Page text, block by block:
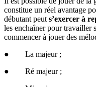
constitue un réel avantage
débutant peuts’exercer à
les enchaîner pour travailler
commencer à jouer des
● La majeur ;
● Ré majeur ;